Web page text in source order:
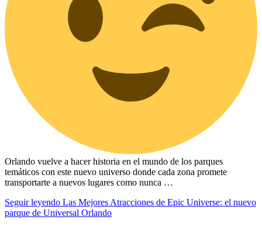
Orlando vuelve a hacer historia en el mundo de los parques
temáticos con este nuevo universo donde cada zona promete
transportarte a nuevos lugares como nunca …
Seguir leyendo Las Mejores Atracciones de Epic Universe: el nuevo
parque de Universal Orlando